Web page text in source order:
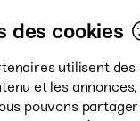
Afficher
des cookies
utilisent
et les
pouvons